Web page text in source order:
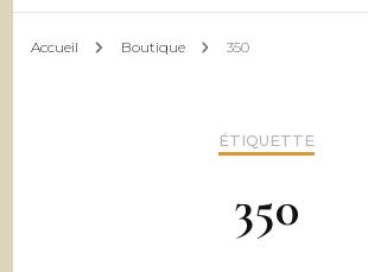
Accueil Boutique 350
ÉTIQUETTE
350